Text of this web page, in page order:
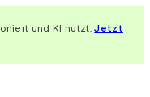
und KI nutzt.Jetzt